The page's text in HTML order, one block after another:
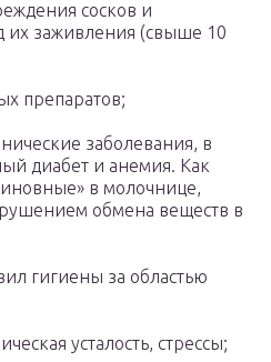
сосков и
их заживления (свыше 10
препаратов;
заболевания, в
диабет и анемия. Как
в молочнице,
обмена веществ в
гигиены за областью
усталость, стрессы;